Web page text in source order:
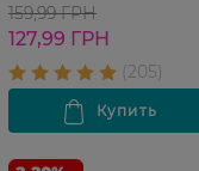
159,99 ГРН
127,99 ГРН